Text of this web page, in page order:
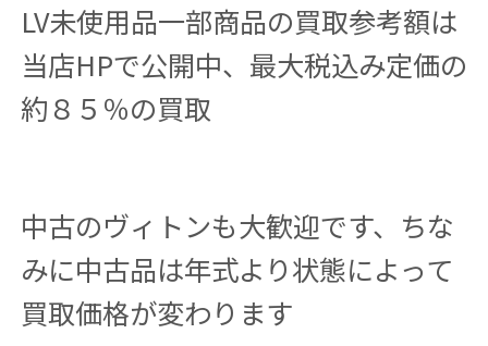
LV未使用品一部商品の買取参考額は
当店HPで公開中、最大税込み定価の
約８５％の買取
中古のヴィトンも大歓迎です、ちな
みに中古品は年式より状態によって
買取価格が変わります